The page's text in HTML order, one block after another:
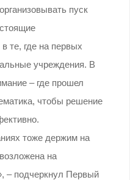
пуск
те, где на первых
учреждения. В
– где прошел
чтобы решение
тоже держим на
на
– подчеркнул Первый